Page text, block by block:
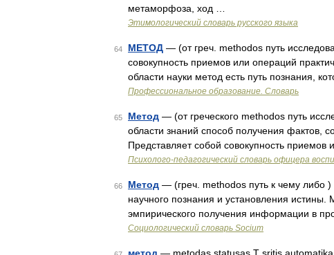
метаморфоза, ход …
Этимологический словарь русского языка
64 МЕТОД — (от греч. methodos путь
совокупность приемов или операций
области науки метод есть путь познания,
Профессиональное образование. Словарь
65 Метод — (от греческого methodos путь
области знаний способ получения фактов,
Представляет собой совокупность
Психолого-педагогический словарь офицера
66 Метод — (греч. methodos путь к чему либо
научного познания и установления истины.
эмпирического получения информации в
Социологический словарь Socium